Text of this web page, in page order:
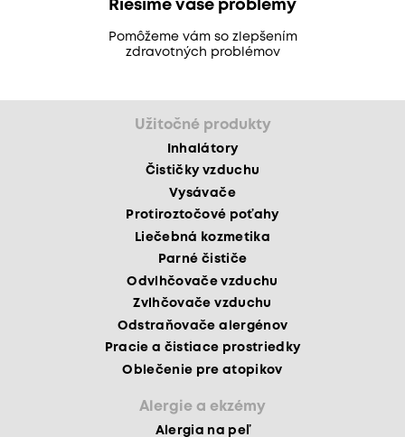
Riešime vaše problémy
Pomôžeme vám so zlepšením
zdravotných problémov
Užitočné produkty
Inhalátory
Čističky vzduchu
Vysávače
Protiroztočové poťahy
Liečebná kozmetika
Parné čističe
Odvlhčovače vzduchu
Zvlhčovače vzduchu
Odstraňovače alergénov
Pracie a čistiace prostriedky
Oblečenie pre atopikov
Alergie a ekzémy
Alergia na peľ